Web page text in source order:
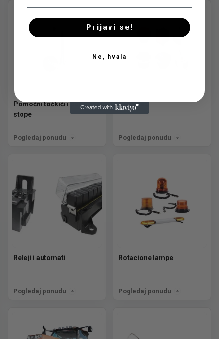
Pomoćni točkići i potporne
stope
Pogledaj ponudu
Prekidači
Pogledaj ponudu
Releji i automati
Pogledaj ponudu
Rotacione lampe
Pogledaj ponudu
Prijavi se!
Ne, hvala